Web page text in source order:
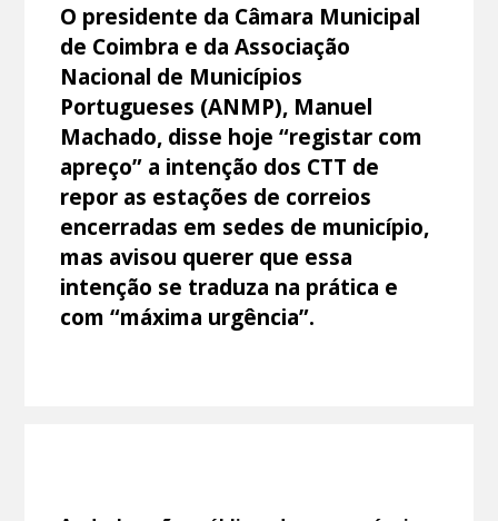
O presidente da Câmara Municipal
de Coimbra e da Associação
Nacional de Municípios
Portugueses (ANMP), Manuel
Machado, disse hoje “registar com
apreço” a intenção dos CTT de
repor as estações de correios
encerradas em sedes de município,
mas avisou querer que essa
intenção se traduza na prática e
com “máxima urgência”.